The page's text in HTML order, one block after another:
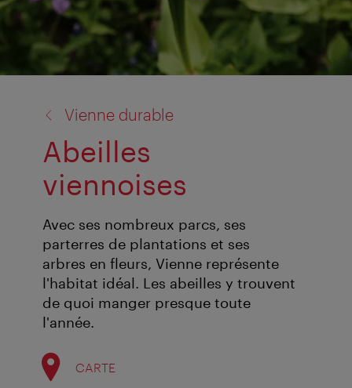
Vienne durable
Abeilles
viennoises
Avec ses nombreux parcs, ses
parterres de plantations et ses
arbres en fleurs, Vienne représente
l'habitat idéal. Les abeilles y trouvent
de quoi manger presque toute
l'année.
CARTE